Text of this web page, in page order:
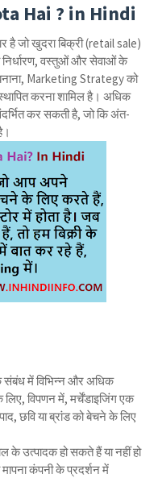
Hai ? in Hindi
है जो खुदरा बिक्री (retail sale)
निर्धारण, वस्तुओं और सेवाओं के
बनाना, Marketing Strategy को
करना शामिल है। अधिक
कर सकती है, जो कि अंत-
संबंध में विभिन्न और अधिक
विपणन में, मर्चेंडाइजिंग एक
छवि या ब्रांड को बेचने के लिए
के उत्पादक हो सकते हैं या नहीं हो
कंपनी के प्रदर्शन में